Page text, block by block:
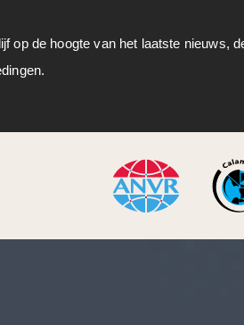
op de hoogte van het laatste nieuws,